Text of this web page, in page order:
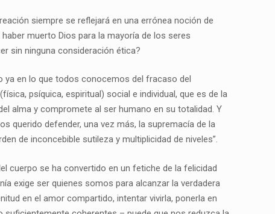
siempre se reflejará en una errónea noción de
muerto Dios para la mayoría de los seres
sin ninguna consideración ética?
ya en lo que todos conocemos del fracaso del
psíquica, espiritual) social e individual, que es de la
alma y compromete al ser humano en su totalidad. Y
querido defender, una vez más, la supremacía de la
de inconcebible sutileza y multiplicidad de niveles”.
cuerpo se ha convertido en un fetiche de la felicidad
exige ser quienes somos para alcanzar la verdadera
en el amor compartido, intentar vivirla, ponerla en